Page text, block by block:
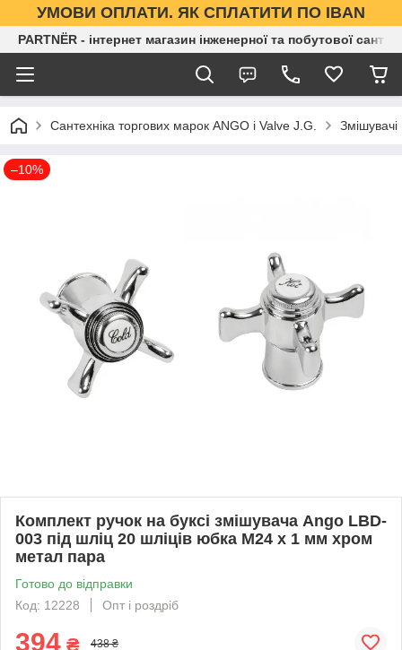
УМОВИ ОПЛАТИ. ЯК СПЛАТИТИ ПО IBAN
PARTNЁR - інтернет магазин інженерної та побутової
Сантехніка торгових марок ANGO і Valve J.G. Змішувачі
–10%
Комплект ручок на буксі змішувача Ango LBD-
003 під шліц 20 шліців юбка М24 х 1 мм хром
метал пара
Готово до відправки
Код: 12228
Опт і роздріб
394 ₴ 438 ₴